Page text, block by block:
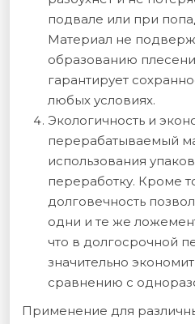
подвале или при
Материал не
образованию плесени
гарантирует
любых условиях.
Экологичность и
перерабатываемый
использования
переработку. Кроме
долговечность
одни и те же
что в долгосрочной
значительно
сравнению с
Применение для